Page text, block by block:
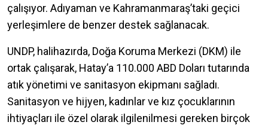
çalışıyor. Adıyaman ve Kahramanmaraş’taki geçici
yerleşimlere de benzer destek sağlanacak.
UNDP, halihazırda, Doğa Koruma Merkezi (DKM) ile
ortak çalışarak, Hatay’a 110.000 ABD Doları tutarında
atık yönetimi ve sanitasyon ekipmanı sağladı.
Sanitasyon ve hijyen, kadınlar ve kız çocuklarının
ihtiyaçları ile özel olarak ilgilenilmesi gereken birçok